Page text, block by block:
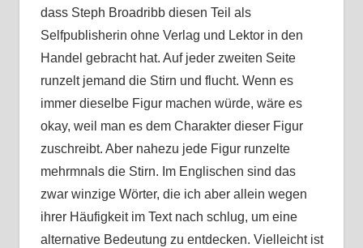
dass Steph Broadribb diesen Teil als
Selfpublisherin ohne Verlag und Lektor in den
Handel gebracht hat. Auf jeder zweiten Seite
runzelt jemand die Stirn und flucht. Wenn es
immer dieselbe Figur machen würde, wäre es
okay, weil man es dem Charakter dieser Figur
zuschreibt. Aber nahezu jede Figur runzelte
mehrmnals die Stirn. Im Englischen sind das
zwar winzige Wörter, die ich aber allein wegen
ihrer Häufigkeit im Text nach schlug, um eine
alternative Bedeutung zu entdecken. Vielleicht ist